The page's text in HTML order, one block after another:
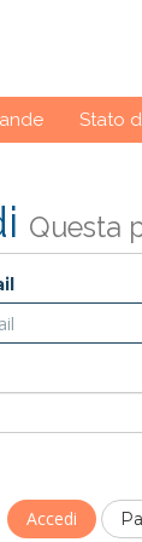
Stato
Questa